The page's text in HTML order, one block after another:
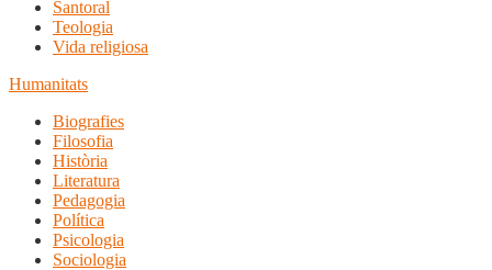
Santoral
Teologia
Vida religiosa
Humanitats
Biografies
Filosofia
Història
Literatura
Pedagogia
Política
Psicologia
Sociologia